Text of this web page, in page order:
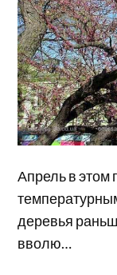
Апрель в этом
деревья
вволю…